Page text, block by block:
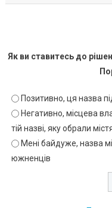
Як ви ставитесь до
Позитивно, ця назва
Негативно, місцева
тій назві, яку обрали
Мені байдуже, назва
южненців